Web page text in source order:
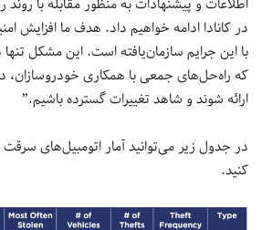
در کانادا ادامه خواهیم داد. هدف ما افزایش
با این جرایم سازمان‌یافته است. این مشکل
که راه‌حل‌های جمعی با همکاری خودروسازان،
ارائه شوند و شاهد تغییرات گسترده باشیم.”
در جدول زیر می‌توانید آمار اتومبیل‌های سرقت
کنید.